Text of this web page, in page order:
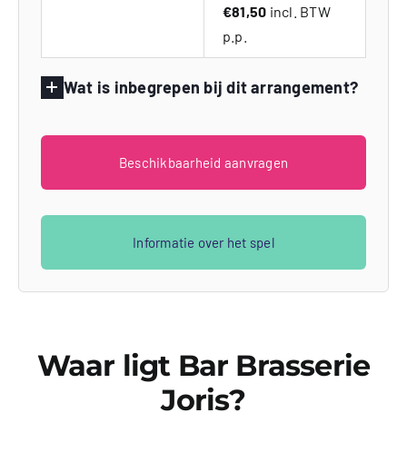
€81,50 incl. BTW
p.p.
Wat is inbegrepen bij dit arrangement?
Beschikbaarheid aanvragen
Informatie over het spel
Waar ligt Bar Brasserie
Joris?